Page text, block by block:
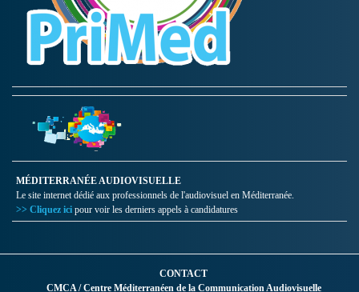
MÉDITERRANÉE AUDIOVISUELLE
Le site internet dédié aux professionnels de l'audiovisuel en Méditerranée.
>> Cliquez ici pour voir les derniers appels à candidatures
CONTACT
CMCA / Centre Méditerranéen de la Communication Audiovisuelle